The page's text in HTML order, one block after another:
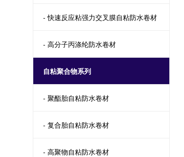
- 快速反应粘强力交叉膜自粘防水卷材
- 高分子丙涤纶防水卷材
自粘聚合物系列
- 聚酯胎自粘防水卷材
- 复合胎自粘防水卷材
- 高聚物自粘防水卷材